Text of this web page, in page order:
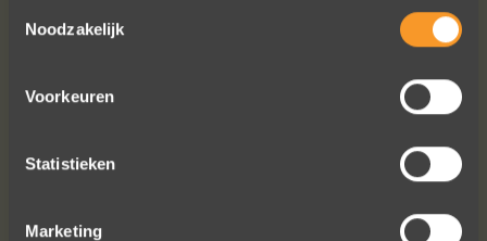
Noodzakelijk
Voorkeuren
Statistieken
Marketing
contact met je onderhouden alsof je
Het is eigenlijk een feestje om bij Wim